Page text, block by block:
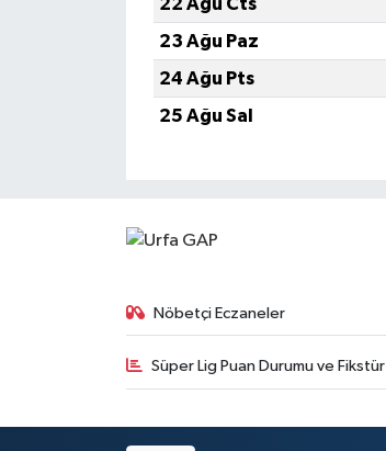
22 Ağu Cts
23 Ağu Paz
24 Ağu Pts
25 Ağu Sal
Nöbetçi Eczaneler
Süper Lig Puan Durumu ve Fikstür